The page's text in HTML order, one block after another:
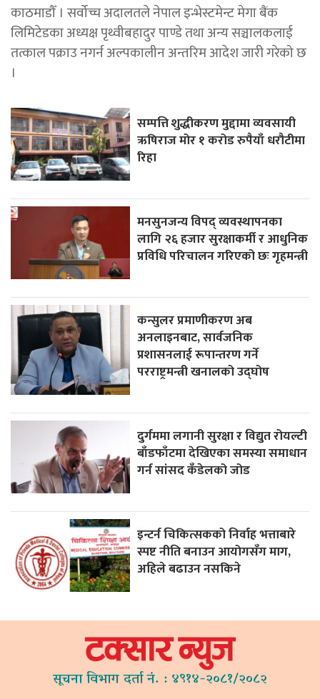
काठमाडौँ । सर्वोच्च अदालतले नेपाल इन्भेस्टमेन्ट मेगा बैंक
लिमिटेडका अध्यक्ष पृथ्वीबहादुर पाण्डे तथा अन्य सञ्चालकलाई
तत्काल पक्राउ नगर्न अल्पकालीन अन्तरिम आदेश जारी गरेको छ
।
सम्पत्ति शुद्धीकरण मुद्दामा व्यवसायी
ऋषिराज मोर १ करोड रुपैयाँ धरौटीमा
रिहा
मनसुनजन्य विपद् व्यवस्थापनका
लागि २६ हजार सुरक्षाकर्मी र आधुनिक
प्रविधि परिचालन गरिएको छः गृहमन्त्री
कन्सुलर प्रमाणीकरण अब
अनलाइनबाट, सार्वजनिक
प्रशासनलाई रूपान्तरण गर्ने
परराष्ट्रमन्त्री खनालको उद्घोष
दुर्गममा लगानी सुरक्षा र विद्युत रोयल्टी
बाँडफाँटमा देखिएका समस्या समाधान
गर्न सांसद कँडेलको जोड
इन्टर्न चिकित्सकको निर्वाह भत्ताबारे
स्पष्ट नीति बनाउन आयोगसँग माग,
अहिले बढाउन नसकिने
सूचना विभाग दर्ता नं. : ४९१४-२०८१/२०८२